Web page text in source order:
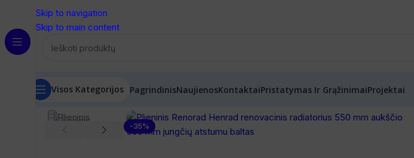
Skip to navigation
Skip to main content
Visos Kategorijos PagrindinisNaujienosKontaktaiPristatymas Ir GrąžinimaiProjektai
Pradžia
-35%